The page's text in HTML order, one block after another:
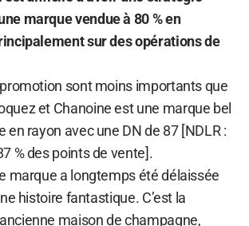
marque vendue à 80 % en
sur des opérations de
sont moins importants que
et Chanoine est une marque bel
en rayon avec une DN de 87 [NDLR :
% des points de vente].
marque a longtemps été délaissée
histoire fantastique. C’est la
maison de champagne,